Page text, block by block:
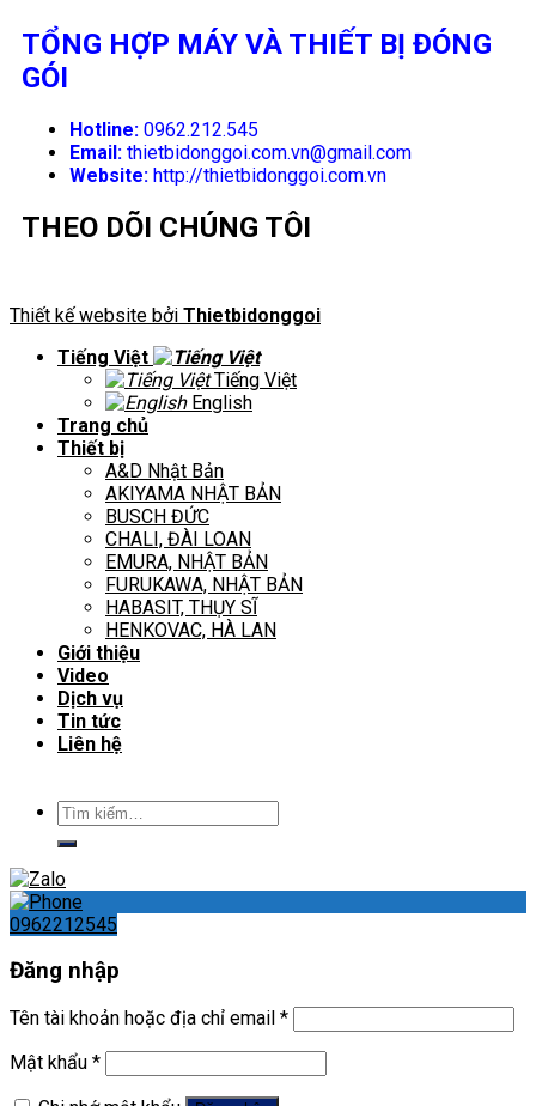
TỔNG HỢP MÁY VÀ THIẾT BỊ ĐÓNG
GÓI
Hotline: 0962.212.545
Email: thietbidonggoi.com.vn@gmail.com
Website: http://thietbidonggoi.com.vn
THEO DÕI CHÚNG TÔI
Thiết kế website bởi Thietbidonggoi
Tiếng Việt
Tiếng Việt
English
Trang chủ
Thiết bị
A&D Nhật Bản
AKIYAMA NHẬT BẢN
BUSCH ĐỨC
CHALI, ĐÀI LOAN
EMURA, NHẬT BẢN
FURUKAWA, NHẬT BẢN
HABASIT, THỤY SĨ
HENKOVAC, HÀ LAN
Giới thiệu
Video
Dịch vụ
Tin tức
Liên hệ
Tìm
kiếm:
0962212545
Đăng nhập
Tên tài khoản hoặc địa chỉ email *
Mật khẩu *